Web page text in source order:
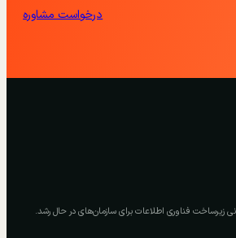
درخواست مشاوره
زیرساخت فناوری اطلاعات برای سازمان‌های در حال رشد.